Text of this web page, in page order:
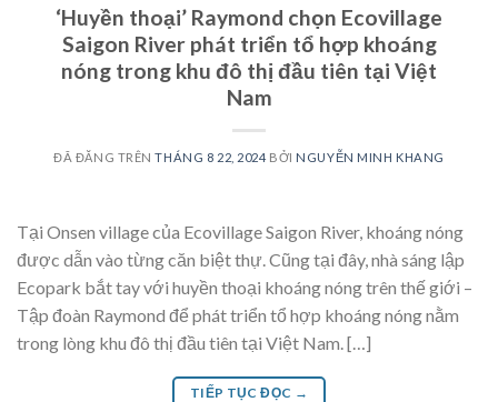
‘Huyền thoại’ Raymond chọn Ecovillage
Saigon River phát triển tổ hợp khoáng
nóng trong khu đô thị đầu tiên tại Việt
Nam
ĐÃ ĐĂNG TRÊNTHÁNG 8 22, 2024 BỞI NGUYỄN MINH KHANG
Tại Onsen village của Ecovillage Saigon River, khoáng nóng
được dẫn vào từng căn biệt thự. Cũng tại đây, nhà sáng lập
Ecopark bắt tay với huyền thoại khoáng nóng trên thế giới –
Tập đoàn Raymond để phát triển tổ hợp khoáng nóng nằm
trong lòng khu đô thị đầu tiên tại Việt Nam. […]
TIẾP TỤC ĐỌC →